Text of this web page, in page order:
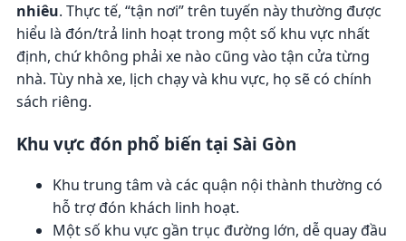
nhiêu. Thực tế, “tận nơi” trên tuyến này thường được
hiểu là đón/trả linh hoạt trong một số khu vực nhất
định, chứ không phải xe nào cũng vào tận cửa từng
nhà. Tùy nhà xe, lịch chạy và khu vực, họ sẽ có chính
sách riêng.
Khu vực đón phổ biến tại Sài Gòn
Khu trung tâm và các quận nội thành thường có
hỗ trợ đón khách linh hoạt.
Một số khu vực gần trục đường lớn, dễ quay đầu